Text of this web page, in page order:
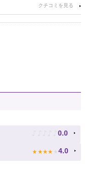
♪ ♪ ♪ ♪ ♪ 0.0
★ ★ ★ ★ ★ 4.0